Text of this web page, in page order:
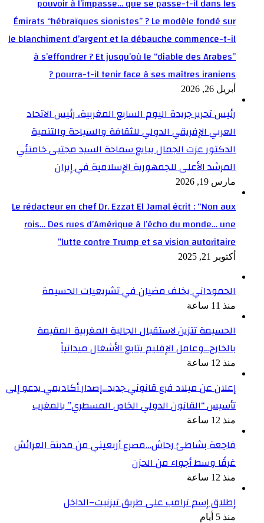
pouvoir à l’impasse… que se passe-t-il dans les
Émirats “hébraïques sionistes” ? Le modèle fondé sur
le blanchiment d’argent et la débauche commence-t-il
à s’effondrer ? Et jusqu’où le “diable des Arabes”
pourra-t-il tenir face à ses maîtres iraniens ?
أبريل 26, 2026
رئيس تحرير جريدة اليوم السابع المغربية، رئيس الاتحاد
العربي الإفريقي الدولي للثقافة والسياحة والتنمية
الدكتور عزت الجمال يبايع سماحة السيد مجتبى خامنئي
المرشد الأعلى للجمهورية الإسلامية في إيران
مارس 19, 2026
Le rédacteur en chef Dr. Ezzat El Jamal écrit : “Non aux
rois… Des rues d’Amérique à l’écho du monde… une
lutte contre Trump et sa vision autoritaire”
أكتوبر 21, 2025
الحموداني يخلف مضيان في تشريعيات الحسيمة
منذ 11 ساعة
الحسيمة تتزين لاستقبال الجالية المغربية المقيمة
بالخارج…وعامل الإقليم يتابع الأشغال ميدانياً
منذ 12 ساعة
إعلان عن ميلاد فرع قانوني جديد…إصدار أكاديمي يدعو إلى
تأسيس “القانون الدولي الخاص المسطري” بالمغرب
منذ 12 ساعة
فاجعة بشاطئ رحاش…مصرع أربعيني من مدينة العرائش
غرقًا وسط أجواء من الحزن
منذ 12 ساعة
إطلاق إسم ترامب على طريق تيزنيت–الداخل
منذ 5 أيام